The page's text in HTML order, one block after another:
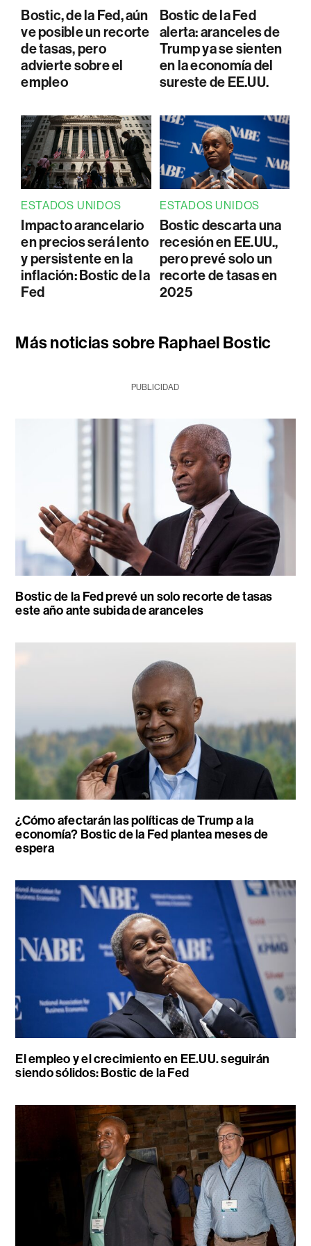
Bostic, de la Fed, aún
ve posible un recorte
de tasas, pero
advierte sobre el
empleo
Bostic de la Fed
alerta: aranceles de
Trump ya se sienten
en la economía del
sureste de EE.UU.
ESTADOS UNIDOS
Impacto arancelario
en precios será lento
y persistente en la
inflación: Bostic de la
Fed
ESTADOS UNIDOS
Bostic descarta una
recesión en EE.UU.,
pero prevé solo un
recorte de tasas en
2025
Más noticias sobre Raphael Bostic
PUBLICIDAD
Bostic de la Fed prevé un solo recorte de tasas
este año ante subida de aranceles
¿Cómo afectarán las políticas de Trump a la
economía? Bostic de la Fed plantea meses de
espera
El empleo y el crecimiento en EE.UU. seguirán
siendo sólidos: Bostic de la Fed